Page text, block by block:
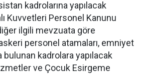
kadrolarına yapılacak
Kuvvetleri Personel Kanunu
ilgili mevzuata göre
personel atamaları, emniyet
bulunan kadrolara yapılacak
ve Çocuk Esirgeme